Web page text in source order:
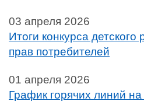
03 апреля 2026
Итоги конкурса
прав потребителей
01 апреля 2026
График горячих линий